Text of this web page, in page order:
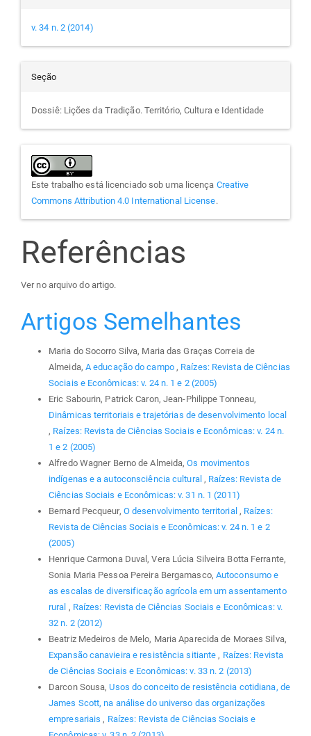
v. 34 n. 2 (2014)
Seção
Dossiê: Lições da Tradição. Território, Cultura e Identidade
Este trabalho está licenciado sob uma licença Creative
Commons Attribution 4.0 International License.
Referências
Ver no arquivo do artigo.
Artigos Semelhantes
Maria do Socorro Silva, Maria das Graças Correia de
Almeida, A educação do campo , Raízes: Revista de Ciências
Sociais e Econômicas: v. 24 n. 1 e 2 (2005)
Eric Sabourin, Patrick Caron, Jean-Philippe Tonneau,
Dinâmicas territoriais e trajetórias de desenvolvimento local
, Raízes: Revista de Ciências Sociais e Econômicas: v. 24 n.
1 e 2 (2005)
Alfredo Wagner Berno de Almeida,Os movimentos
indígenas e a autoconsciência cultural , Raízes: Revista de
Ciências Sociais e Econômicas: v. 31 n. 1 (2011)
Bernard Pecqueur, O desenvolvimento territorial , Raízes:
Revista de Ciências Sociais e Econômicas: v. 24 n. 1 e 2
(2005)
Henrique Carmona Duval, Vera Lúcia Silveira Botta Ferrante,
Sonia Maria Pessoa Pereira Bergamasco, Autoconsumo e
as escalas de diversificação agrícola em um assentamento
rural , Raízes: Revista de Ciências Sociais e Econômicas: v.
32 n. 2 (2012)
Beatriz Medeiros de Melo, Maria Aparecida de Moraes Silva,
Expansão canavieira e resistência sitiante , Raízes: Revista
de Ciências Sociais e Econômicas: v. 33 n. 2 (2013)
Darcon Sousa,Usos do conceito de resistência cotidiana, de
James Scott, na análise do universo das organizações
empresariais , Raízes: Revista de Ciências Sociais e